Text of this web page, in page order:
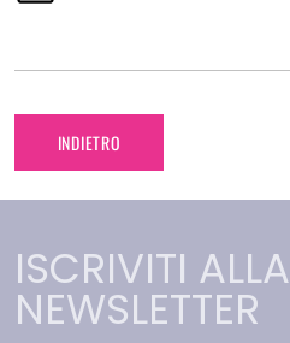
INDIETRO
ISCRIVITI ALLA
NEWSLETTER